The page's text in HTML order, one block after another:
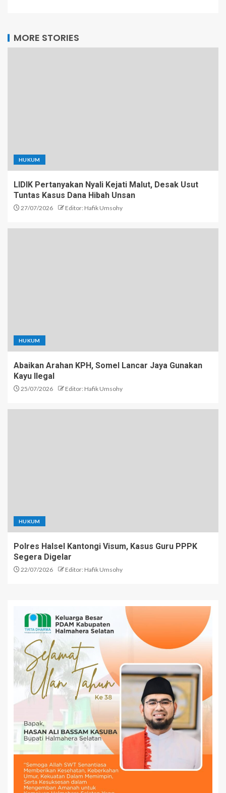
MORE STORIES
HUKUM
LIDIK Pertanyakan Nyali Kejati Malut, Desak Usut
Tuntas Kasus Dana Hibah Unsan
27/07/2026 Editor: Hafik Umsohy
HUKUM
Abaikan Arahan KPH, Somel Lancar Jaya Gunakan
Kayu Ilegal
25/07/2026 Editor: Hafik Umsohy
HUKUM
Polres Halsel Kantongi Visum, Kasus Guru PPPK
Segera Digelar
22/07/2026 Editor: Hafik Umsohy